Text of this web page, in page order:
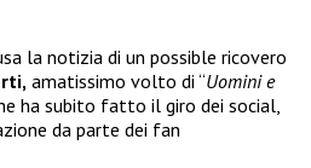
la notizia di un possible ricovero
amatissimo volto di “Uomini e
ha subito fatto il giro dei social,
da parte dei fan